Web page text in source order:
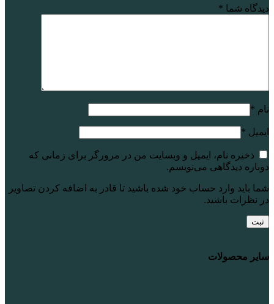
دیدگاه شما *
نام *
ایمیل *
ذخیره نام، ایمیل و وبسایت من در مرورگر برای زمانی که
دوباره دیدگاهی می‌نویسم.
شما باید وارد حساب خود شده باشید تا قادر به اضافه کردن تصاویر
در نظرات باشید.
سایر محصولات